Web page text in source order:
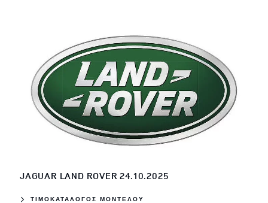
JAGUAR LAND ROVER 24.10.2025
ΤΙΜΟΚΑΤΑΛΟΓΟΣ ΜΟΝΤΕΛΟΥ